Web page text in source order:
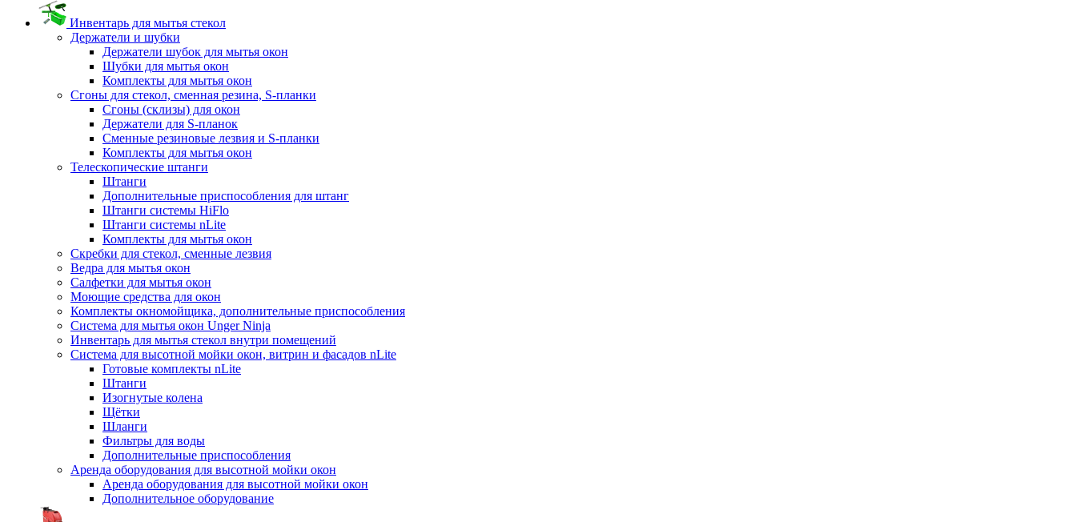
Инвентарь для мытья стекол
Держатели и шубки
Держатели шубок для мытья окон
Шубки для мытья окон
Комплекты для мытья окон
Сгоны для стекол, сменная резина, S-планки
Сгоны (склизы) для окон
Держатели для S-планок
Сменные резиновые лезвия и S-планки
Комплекты для мытья окон
Телескопические штанги
Штанги
Дополнительные приспособления для штанг
Штанги системы HiFlo
Штанги системы nLite
Комплекты для мытья окон
Скребки для стекол, сменные лезвия
Ведра для мытья окон
Салфетки для мытья окон
Моющие средства для окон
Комплекты окномойщика, дополнительные приспособления
Система для мытья окон Unger Ninja
Инвентарь для мытья стекол внутри помещений
Система для высотной мойки окон, витрин и фасадов nLite
Готовые комплекты nLite
Штанги
Изогнутые колена
Щётки
Шланги
Фильтры для воды
Дополнительные приспособления
Аренда оборудования для высотной мойки окон
Аренда оборудования для высотной мойки окон
Дополнительное оборудование